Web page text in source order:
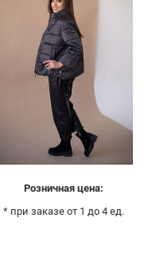
Розничная цена:
* при заказе от 1 до 4 ед.